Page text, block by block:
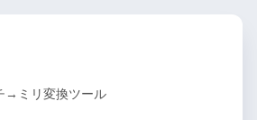
→ミリ変換ツール